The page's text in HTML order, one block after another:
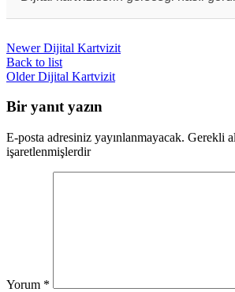
güncellenebilmeleri ve hızlı
özellikleri bulunmaktadır.
kartvizitlerin yerini daha fazla
beklenmektedir. Daha gelişmiş
dijital kartvizitlerin kullanımının
öngörülmektedir.
Newer Dijital Kartvizit
Back to list
Older Dijital Kartvizit
Bir yanıt yazın
E-posta adresiniz yayınlanmayacak. Gerekli
işaretlenmişlerdir
Yorum *